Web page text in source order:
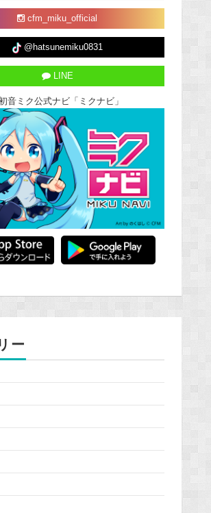
cfm_miku_official
@hatsunemiku0831
LINE
音ミク公式ナビ「ミクナビ」
ー